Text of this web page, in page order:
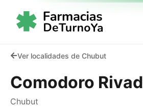
Ver localidades de Chubut
Comodoro
Chubut